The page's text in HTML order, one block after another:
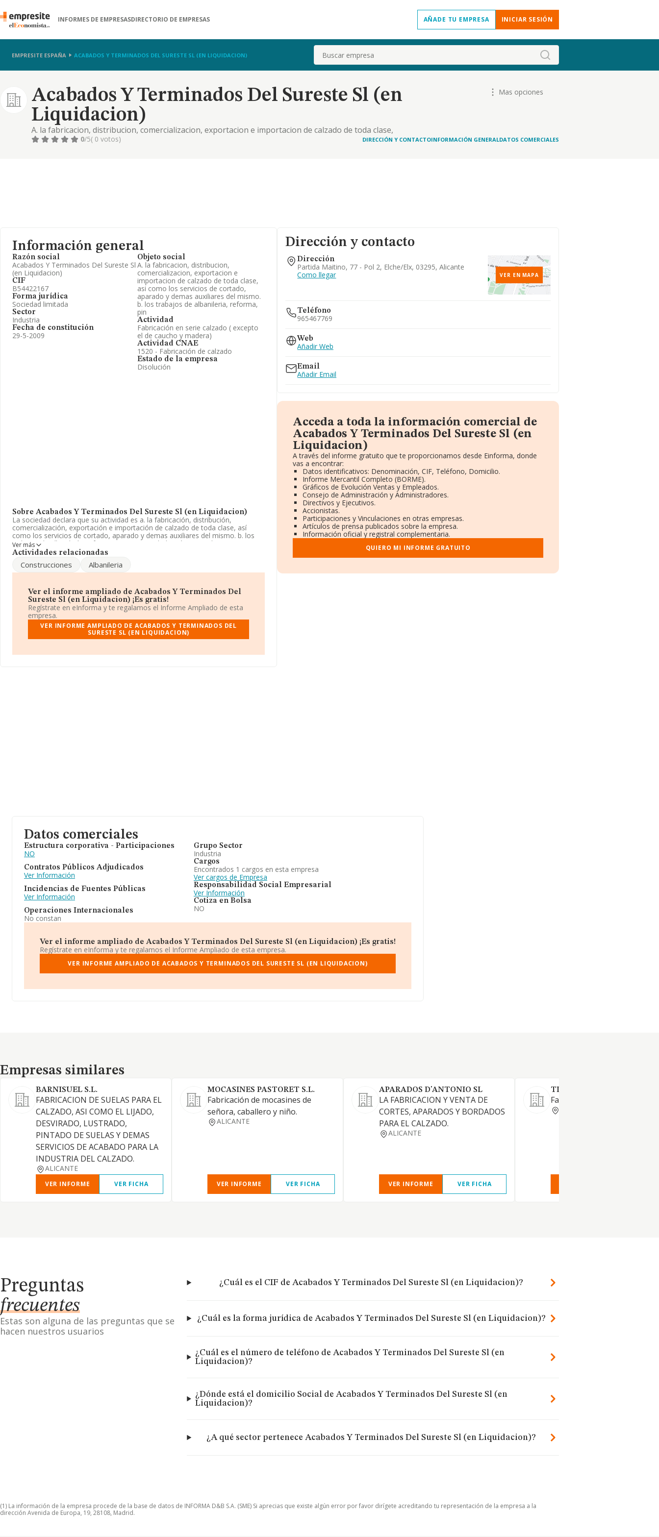
INFORMES DE EMPRESASDIRECTORIO DE EMPRESAS AÑADE TU EMPRESA INICIAR SESIÓN
EMPRESITE ESPAÑA ACABADOS Y TERMINADOS DEL SURESTE SL (EN LIQUIDACION) Buscar
Acabados Y Terminados Del Sureste Sl (en
Liquidacion)
A. la fabricacion, distribucion, comercializacion, exportacion e importacion de calzado de toda clase,
asi como los servicios de cortado, aparado y demas auxiliares del mismo. b. los trabajos de albanileria,
Mas opciones
0/5( 0 votos) DIRECCIÓN Y CONTACTOINFORMACIÓN GENERALDATOS COMERCIALES
Información general
Razón social
Acabados Y Terminados Del Sureste Sl
(en Liquidacion)
CIF
B54422167
Forma jurídica
Sociedad limitada
Sector
Industria
Fecha de constitución
29-5-2009
Objeto social
A. la fabricacion, distribucion,
comercializacion, exportacion e
importacion de calzado de toda clase,
asi como los servicios de cortado,
aparado y demas auxiliares del mismo.
b. los trabajos de albanileria, reforma,
pin
Actividad
Fabricación en serie calzado ( excepto
el de caucho y madera)
Actividad CNAE
1520 - Fabricación de calzado
Estado de la empresa
Disolución
Sobre Acabados Y Terminados Del Sureste Sl (en Liquidacion)
La sociedad declara que su actividad es a. la fabricación, distribución,
comercialización, exportación e importación de calzado de toda clase, así
como los servicios de cortado, aparado y demas auxiliares del mismo. b. los
trabajos de albanilería, reforma, pin. La sociedad está registrada como
Sociedad Limitada. Su actividad CNAE es 'Fabricación de calzado' con código
Es posible ponerse en contacto con la empresa a través del teléfono
La empresaAcabados y Terminados del Sureste S.L (en Liquidacion)
B54422167, está situada en Partida Maitino núm. 77 Pol 2, (03295), Elche, en
Alicante, Comunidad Valenciana.
Con los datos a disposición de INFORMA sobre 7.685 empresas pertenecientes
al sector, la facturación en el ámbito nacional alcanza los 2.567 millones de
último, con el fin de ampliar la información relativa al ámbito de la empresa, la
Ver más
Actividades relacionadas
Construcciones Albanileria
Ver el informe ampliado de Acabados Y Terminados Del
Sureste Sl (en Liquidacion) ¡Es gratis!
Regístrate en eInforma y te regalamos el Informe Ampliado de esta
empresa.
VER INFORME AMPLIADO DE ACABADOS Y TERMINADOS DEL
SURESTE SL (EN LIQUIDACION)
Dirección y contacto
Dirección
Partida Maitino, 77 - Pol 2, Elche/elx, 03295, Alicante
Como llegar
VER EN MAPA
Teléfono
965467769
Web
Añadir Web
Email
Añadir Email
Acceda a toda la información comercial de
Acabados Y Terminados Del Sureste Sl (en
Liquidacion)
A través del informe gratuito que te proporcionamos desde Einforma, donde
vas a encontrar:
Datos identificativos: Denominación, CIF, Teléfono, Domicilio.
Informe Mercantil Completo (BORME).
Gráficos de Evolución Ventas y Empleados.
Consejo de Administración y Administradores.
Directivos y Ejecutivos.
Accionistas.
Participaciones y Vinculaciones en otras empresas.
Artículos de prensa publicados sobre la empresa.
Información oficial y registral complementaria.
QUIERO MI INFORME GRATUITO
Datos comerciales
Estructura corporativa - Participaciones
NO
Contratos Públicos Adjudicados
Ver Información
Incidencias de Fuentes Públicas
Ver Información
Operaciones Internacionales
No constan
Grupo Sector
Industria
Cargos
Encontrados 1 cargos en esta empresa
Ver cargos de Empresa
Responsabilidad Social Empresarial
Ver Información
Cotiza en Bolsa
NO
Ver el informe ampliado de Acabados Y Terminados Del Sureste Sl (en Liquidacion) ¡Es gratis!
Regístrate en eInforma y te regalamos el Informe Ampliado de esta empresa.
VER INFORME AMPLIADO DE ACABADOS Y TERMINADOS DEL SURESTE SL (EN LIQUIDACION)
Empresas similares
Empresas similares
BARNISUEL S.L.
FABRICACION DE SUELAS PARA EL
CALZADO, ASI COMO EL LIJADO,
DESVIRADO, LUSTRADO,
PINTADO DE SUELAS Y DEMAS
SERVICIOS DE ACABADO PARA LA
INDUSTRIA DEL CALZADO.
ALICANTE
VER INFORME VER FICHA
MOCASINES PASTORET S.L.
Fabricación de mocasines de
señora, caballero y niño.
ALICANTE
VER INFORME VER FICHA
APARADOS D'ANTONIO SL
LA FABRICACION Y VENTA DE
CORTES, APARADOS Y BORDADOS
PARA EL CALZADO.
ALICANTE
VER INFORME VER FICHA
TINNY SHOES SL
Fabricación de calzado
Preguntas
frecuentes
Estas son alguna de las preguntas que se
hacen nuestros usuarios
¿Cuál es el CIF de Acabados Y Terminados Del Sureste Sl (en Liquidacion)?
¿Cuál es la forma jurídica de Acabados Y Terminados Del Sureste Sl (en Liquidacion)?
¿Cuál es el número de teléfono de Acabados Y Terminados Del Sureste Sl (en
Liquidacion)?
¿Dónde está el domicilio Social de Acabados Y Terminados Del Sureste Sl (en
Liquidacion)?
¿A qué sector pertenece Acabados Y Terminados Del Sureste Sl (en Liquidacion)?
(1) La información de la empresa procede de la base de datos de INFORMA D&B S.A. (SME) Si aprecias que existe algún error por favor dirígete acreditando tu representación de la empresa a la
dirección Avenida de Europa, 19, 28108, Madrid.